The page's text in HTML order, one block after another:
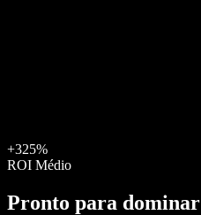
+325%
ROI Médio
Pronto para dominar